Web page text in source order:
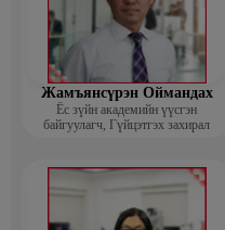
Жамъянсүрэн Оймандах
Ёс зүйн академийн үүсгэн
байгуулагч, Гүйцэтгэх захирал